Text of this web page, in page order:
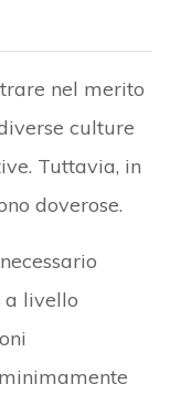
nel merito
culture
Tuttavia, in
doverose.
a livello